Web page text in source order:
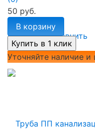
избранное сравнить
50 руб.
В корзину
Уточняйте наличие и